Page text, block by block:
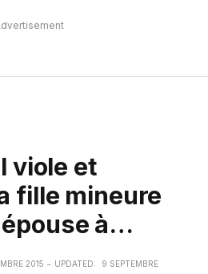
viole et
fille mineure
à…
2015 UPDATED: 9 SEPTEMBRE